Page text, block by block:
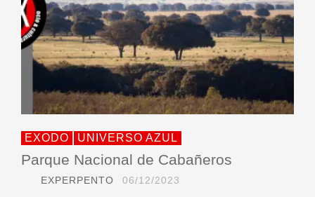
EXODO UNIVERSO AZUL
Parque Nacional de Cabañeros
EXPERPENTO 06/12/2023